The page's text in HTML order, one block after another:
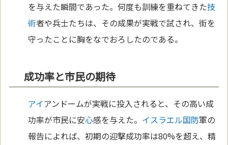
を与えた瞬間であった。何度も訓練を重ねてきた技
術者や兵士たちは、その成果が実戦で試され、街を
守ったことに胸をなでおろしたのである。
成功率と市民の期待
アイアンドームが実戦に投入されると、その高い成
功率が市民に安心感を与えた。 イスラエル国防軍の
報告によれば、初期の迎撃成功率は80%を超え、精